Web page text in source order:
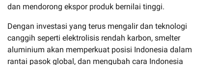
dan mendorong ekspor produk bernilai tinggi.
Dengan investasi yang terus mengalir dan teknologi
canggih seperti elektrolisis rendah karbon, smelter
aluminium akan memperkuat posisi Indonesia dalam
rantai pasok global, dan mengubah cara Indonesia